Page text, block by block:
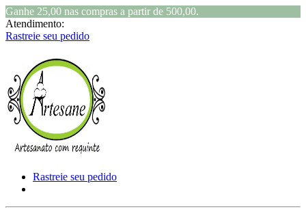
Ganhe 25,00 nas compras a partir de 500,00.
Atendimento:
Rastreie seu pedido
Rastreie seu pedido